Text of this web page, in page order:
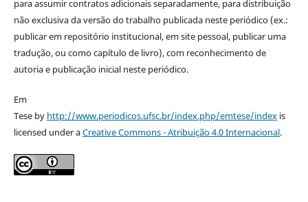
para assumir contratos adicionais separadamente, para distribuição
não exclusiva da versão do trabalho publicada neste periódico (ex.:
publicar em repositório institucional, em site pessoal, publicar uma
tradução, ou como capítulo de livro), com reconhecimento de
autoria e publicação inicial neste periódico.
Em
Tese by http://www.periodicos.ufsc.br/index.php/emtese/indexis
licensed under aCreative Commons - Atribuição 4.0 Internacional.